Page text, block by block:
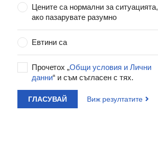
Цените са нормални за ситуацията,
ако пазарувате разумно
Евтини са
Прочетох „Общи условия и Лични
данни“ и съм съгласен с тях.
ГЛАСУВАЙ Виж резултатите